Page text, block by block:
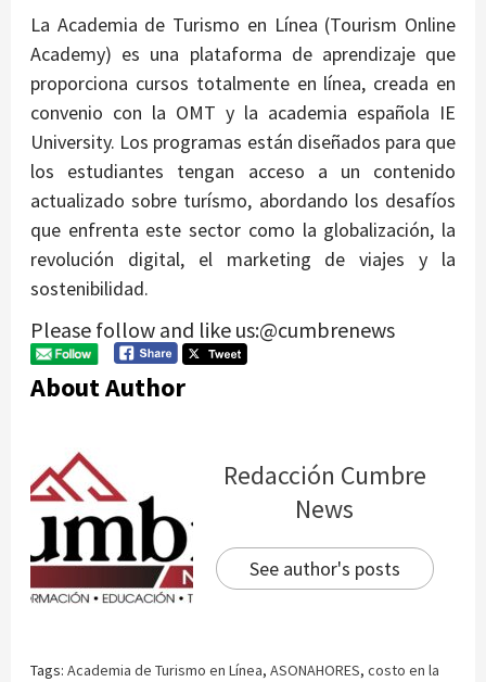
La Academia de Turismo en Línea (Tourism Online
Academy) es una plataforma de aprendizaje que
proporciona cursos totalmente en línea, creada en
convenio con la OMT y la academia española IE
University. Los programas están diseñados para que
los estudiantes tengan acceso a un contenido
actualizado sobre turísmo, abordando los desafíos
que enfrenta este sector como la globalización, la
revolución digital, el marketing de viajes y la
sostenibilidad.
Please follow and like us:@cumbrenews
About Author
Redacción Cumbre
News
See author's posts
Tags: Academia de Turismo en Línea, ASONAHORES, costo en la